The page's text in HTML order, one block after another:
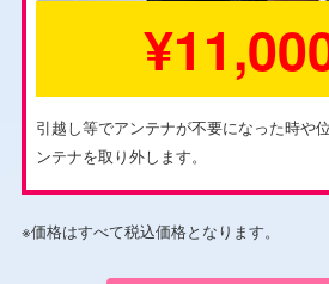
引越し等でアンテナが不要になった時や
ンテナを取り外します。
※価格はすべて税込価格となります。